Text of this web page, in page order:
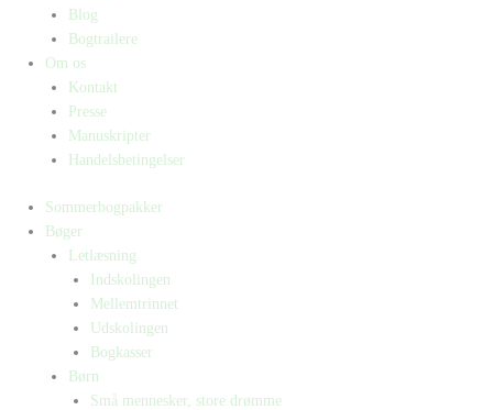
Blog
Bogtrailere
Om os
Kontakt
Presse
Manuskripter
Handelsbetingelser
Sommerbogpakker
Bøger
Letlæsning
Indskolingen
Mellemtrinnet
Udskolingen
Bogkasser
Børn
Små mennesker, store drømme